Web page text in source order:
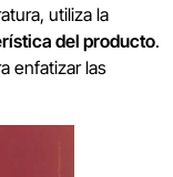
utiliza la
del producto.
enfatizar las